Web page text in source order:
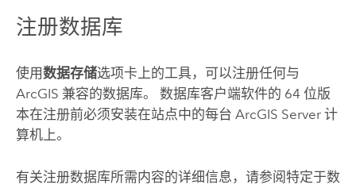
注册数据库
使用数据存储选项卡上的工具，可以注册任何与
ArcGIS 兼容的数据库。 数据库客户端软件的 64 位版
本在注册前必须安装在站点中的每台 ArcGIS Server计
算机上。
有关注册数据库所需内容的详细信息，请参阅特定于数